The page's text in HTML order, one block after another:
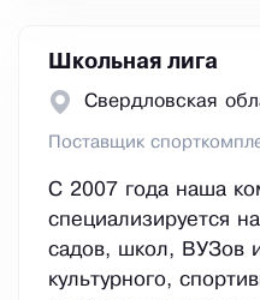
Школьная лига
Свердловская
Поставщик
С 2007 года наша
специализируется
садов, школ, ВУЗов
культурного,